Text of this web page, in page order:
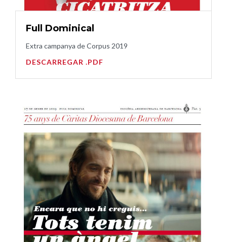
Full Dominical
Extra campanya de Corpus 2019
DESCARREGAR .PDF